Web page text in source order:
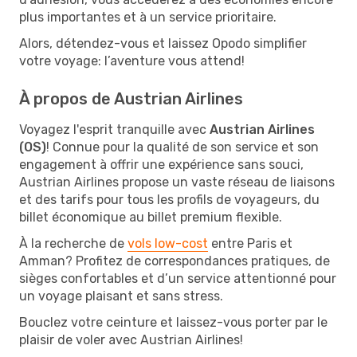
plus importantes et à un service prioritaire.
Alors, détendez-vous et laissez Opodo simplifier
votre voyage: l’aventure vous attend!
À propos de Austrian Airlines
Voyagez l'esprit tranquille avec Austrian Airlines
(OS)! Connue pour la qualité de son service et son
engagement à offrir une expérience sans souci,
Austrian Airlines propose un vaste réseau de liaisons
et des tarifs pour tous les profils de voyageurs, du
billet économique au billet premium flexible.
À la recherche de vols low-cost entre Paris et
Amman? Profitez de correspondances pratiques, de
sièges confortables et d’un service attentionné pour
un voyage plaisant et sans stress.
Bouclez votre ceinture et laissez-vous porter par le
plaisir de voler avec Austrian Airlines!